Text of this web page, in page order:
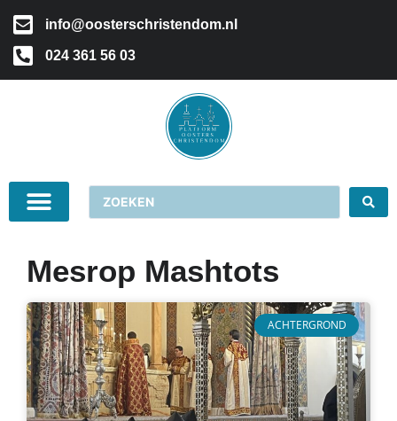
info@oosterschristendom.nl
024 361 56 03
Mesrop Mashtots
ACHTERGROND